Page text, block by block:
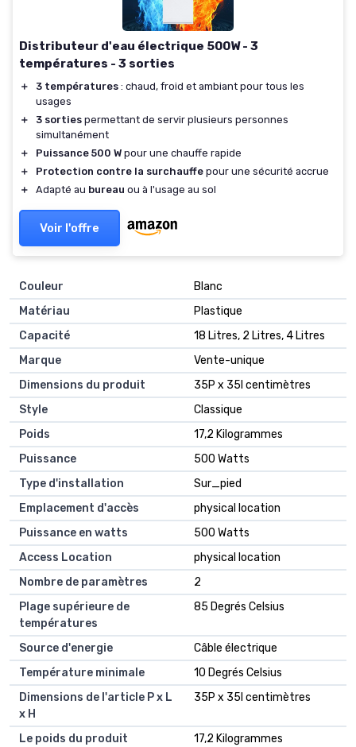
Distributeur d'eau électrique 500W - 3
températures - 3 sorties
＋ 3 températures : chaud, froid et ambiant pour tous les
usages
＋
3 sorties permettant de servir plusieurs personnes
simultanément
＋
Puissance 500 W pour une chauffe rapide
＋
Protection contre la surchauffe pour une sécurité accrue
＋
Adapté au bureau ou à l'usage au sol
Voir l'offre
Couleur
Blanc
Matériau
Plastique
Capacité
18 Litres, 2 Litres, 4 Litres
Marque
Vente-unique
Dimensions du produit
35P x 35l centimètres
Style
Classique
Poids
17,2 Kilogrammes
Puissance
500 Watts
Type d'installation
Sur_pied
Emplacement d'accès
physical location
Puissance en watts
500 Watts
Access Location
physical location
Nombre de paramètres
2
Plage supérieure de
températures
85 Degrés Celsius
Source d'energie
Câble électrique
Température minimale
10 Degrés Celsius
Dimensions de l'article P x L
x H
35P x 35l centimètres
Le poids du produit
17,2 Kilogrammes